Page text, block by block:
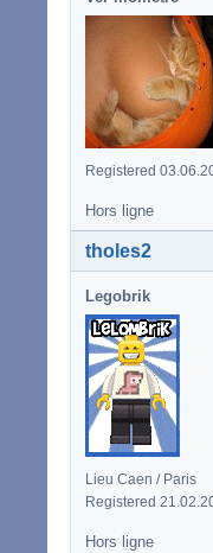
Registered
Hors ligne
tholes2
Legobrik
Lieu Caen / Paris
Registered
Hors ligne